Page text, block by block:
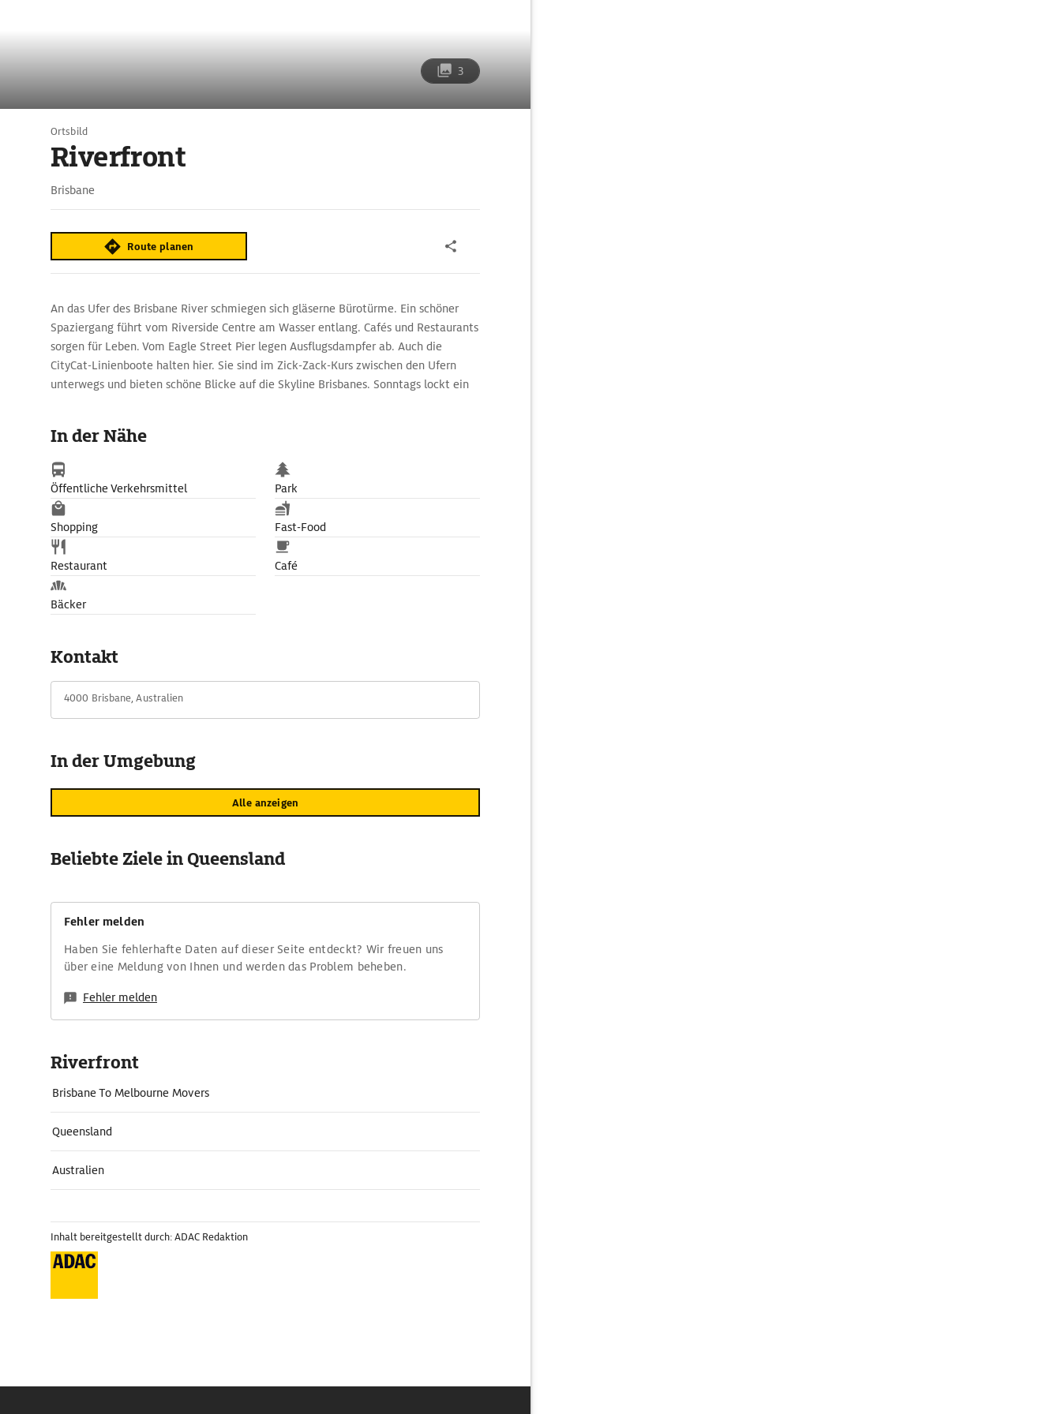
3
Ortsbild
Riverfront
Brisbane
Route planen
An das Ufer des Brisbane River schmiegen sich gläserne Bürotürme. Ein schöner
Spaziergang führt vom Riverside Centre am Wasser entlang. Cafés und Restaurants
sorgen für Leben. Vom Eagle Street Pier legen Ausflugsdampfer ab. Auch die
CityCat-Linienboote halten hier. Sie sind im Zick-Zack-Kurs zwischen den Ufern
unterwegs und bieten schöne Blicke auf die Skyline Brisbanes. Sonntags lockt ein
In der Nähe
Öffentliche Verkehrsmittel Park
Shopping Fast-Food
Restaurant Café
Bäcker
Kontakt
4000 Brisbane, Australien
In der Umgebung
Alle anzeigen
Beliebte Ziele in Queensland
Fehler melden
Haben Sie fehlerhafte Daten auf dieser Seite entdeckt? Wir freuen uns
über eine Meldung von Ihnen und werden das Problem beheben.
Fehler melden
Riverfront
Brisbane To Melbourne Movers
Queensland
Australien
Inhalt bereitgestellt durch: ADAC Redaktion